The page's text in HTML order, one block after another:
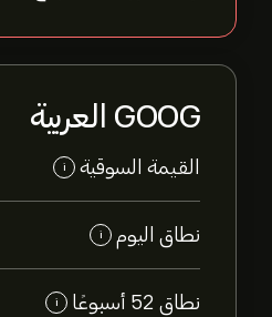
GOOG العربية
القيمة السوقية i
نطاق اليوم i
نطاق 52 أسبوعًا i